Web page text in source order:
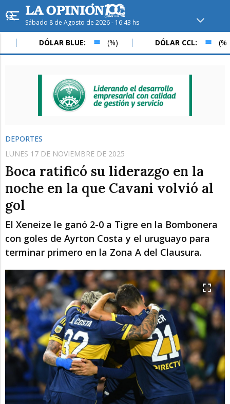
Sábado 8 de Agosto de 2026 - 16:43 hs
Hoy enRafaela ver clima
Mín / Máx
Humedad
Presión
Dom
DÓLAR BLUE: (%) DÓLAR CCL: (%)
DEPORTES
LUNES 17 DE NOVIEMBRE DE 2025
Boca ratificó su liderazgo en la
noche en la que Cavani volvió al
gol
El Xeneize le ganó 2-0 a Tigre en la Bombonera
con goles de Ayrton Costa y el uruguayo para
terminar primero en la Zona A del Clausura.